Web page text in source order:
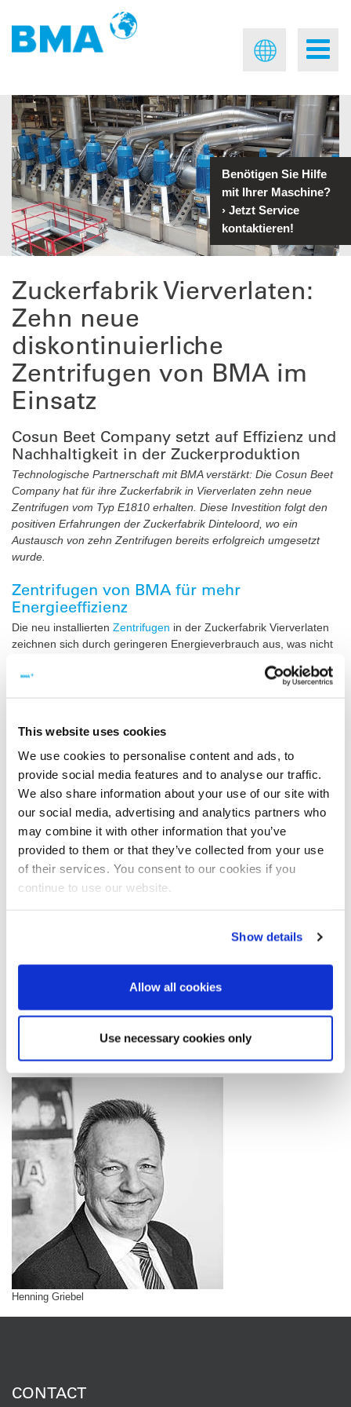
This website uses cookies
We use cookies to personalise content and ads, to
provide social media features and to analyse our traffic.
We also share information about your use of our site with
our social media, advertising and analytics partners who
may combine it with other information that you’ve
provided to them or that they’ve collected from your use
of their services. You consent to our cookies if you
continue to use our website.
Show details
Allow all cookies
Use necessary cookies only
Zuckerfabrik Vierverlaten:
Zehn neue
diskontinuierliche
Zentrifugen von BMA im
Einsatz
Cosun Beet Company setzt auf Effizienz und
Nachhaltigkeit in der Zuckerproduktion
Technologische Partnerschaft mit BMA verstärkt: Die Cosun Beet
Company hat für ihre Zuckerfabrik in Vierverlaten zehn neue
Zentrifugen vom Typ E1810 erhalten. Diese Investition folgt den
positiven Erfahrungen der Zuckerfabrik Dinteloord, wo ein
Austausch von zehn Zentrifugen bereits erfolgreich umgesetzt
wurde.
Zentrifugen von BMA für mehr
Energieeffizienz
Die neu installierten Zentrifugen in der Zuckerfabrik Vierverlaten
zeichnen sich durch geringeren Energieverbrauch aus, was nicht
Produktion verbessert. Durch das innovative technische Konzept
entsprechend angepasste, neue Verteilermaischen.
Vereinfachtes Ersatzteilmanagement durch Standardisierung
Für das Projekt in Vierverlaten setzt dieCosun Beet Companyauf
die sehr guten Erfahrungen mit den Zentrifugen des Typs E1810,
die bereits in der Zuckerfabrik Dinteloord ihre Zuverlässigkeit
bewiesen haben. Ein wesentlicher Vorteil ist die Standardisierung
der Ersatzteile: Da in beiden Zuckerfabriken Zentrifugen
desselben Typs von BMA eingesetzt werden, vereinfacht sich das
Ersatzteilmanagement erheblich. Dies macht die Instandhaltung
effizienter und kostengünstiger.
und BMA hat sich als äußerst fruchtbar erwiesen. In den
Zuckerfabriken von Vierverlaten, Dinteloord und Anklam sind
Engineering für ein weiteres Projekt in Vierverlaten. Es zielt darauf
ab, die Produktionsprozesse im Sinne der Energieeffizienz und
Henning Griebel
CONTACT
Benötigen Sie Hilfe
mit Ihrer Maschine?
› Jetzt Service
kontaktieren!